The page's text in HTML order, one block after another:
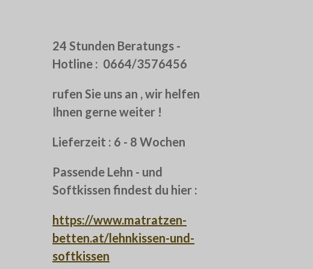
24 Stunden Beratungs -
Hotline : 0664/3576456
rufen Sie uns an , wir helfen
Ihnen gerne weiter !
Lieferzeit : 6 - 8 Wochen
Passende Lehn - und
Softkissen findest du hier :
https://www.matratzen-
betten.at/lehnkissen-und-
softkissen